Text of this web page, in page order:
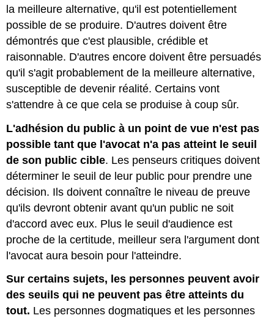
la meilleure alternative, qu'il est potentiellement
possible de se produire. D'autres doivent être
démontrés que c'est plausible, crédible et
raisonnable. D'autres encore doivent être persuadés
qu'il s'agit probablement de la meilleure alternative,
susceptible de devenir réalité. Certains vont
s'attendre à ce que cela se produise à coup sûr.
L'adhésion du public à un point de vue n'est pas
possible tant que l'avocat n'a pas atteint le seuil
de son public cible. Les penseurs critiques doivent
déterminer le seuil de leur public pour prendre une
décision. Ils doivent connaître le niveau de preuve
qu'ils devront obtenir avant qu'un public ne soit
d'accord avec eux. Plus le seuil d'audience est
proche de la certitude, meilleur sera l'argument dont
l'avocat aura besoin pour l'atteindre.
Sur certains sujets, les personnes peuvent avoir
des seuils qui ne peuvent pas être atteints du
tout. Les personnes dogmatiques et les personnes